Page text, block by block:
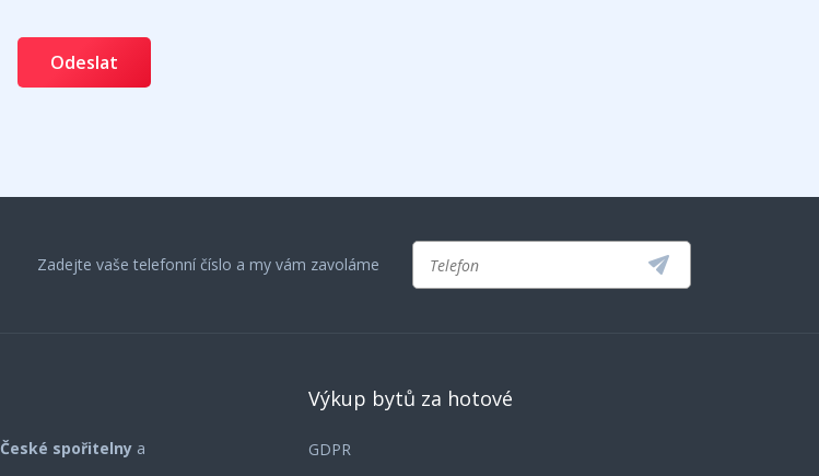
Zadejte vaše telefonní číslo a my vám zavoláme
Výkup bytů za hotové
GDPR
České spořitelny a